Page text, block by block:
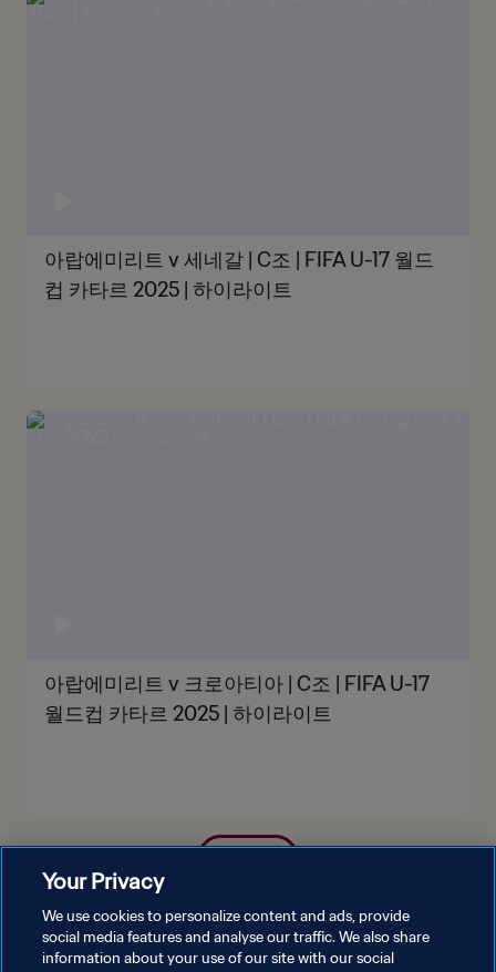
아랍에미리트 v 세네갈 | C조 | FIFA U-17 월드
컵 카타르 2025 | 하이라이트
아랍에미리트 v 크로아티아 | C조 | FIFA U-17
월드컵 카타르 2025 | 하이라이트
Your Privacy
We use cookies to personalize content and ads, provide
social media features and analyse our traffic. We also share
information about your use of our site with our social